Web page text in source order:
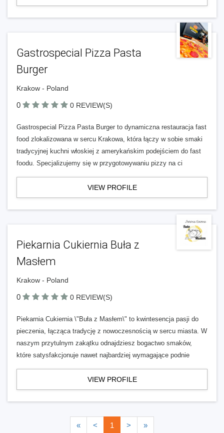
Gastrospecial Pizza Pasta
Burger
Krakow - Poland
0 0 REVIEW(S)
Gastrospecial Pizza Pasta Burger to dynamiczna restauracja fast
food zlokalizowana w sercu Krakowa, która łączy w sobie smaki
tradycyjnej kuchni włoskiej z amerykańskim podejściem do fast
foodu. Specjalizujemy się w przygotowywaniu pizzy na ci
VIEW PROFILE
Piekarnia Cukiernia Buła z
Masłem
Krakow - Poland
0 0 REVIEW(S)
Piekarnia Cukiernia \"Buła z Masłem\" to kwintesencja pasji do
pieczenia, łącząca tradycję z nowoczesnością w sercu miasta. W
naszym przytulnym zakątku odnajdziesz bogactwo smaków,
które satysfakcjonuje nawet najbardziej wymagające podnie
VIEW PROFILE
« < 1 > »